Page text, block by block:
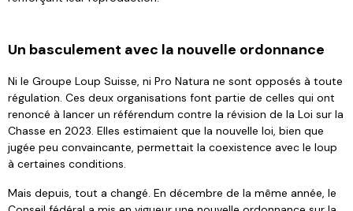
Un basculement avec la nouvelle ordonnance
Ni le Groupe Loup Suisse, ni Pro Natura ne sont opposés à toute
régulation. Ces deux organisations font partie de celles qui ont
renoncé à lancer un référendum contre la révision de la Loi sur la
Chasse en 2023. Elles estimaient que la nouvelle loi, bien que
jugée peu convaincante, permettait la coexistence avec le loup
à certaines conditions.
Mais depuis, tout a changé. En décembre de la même année, le